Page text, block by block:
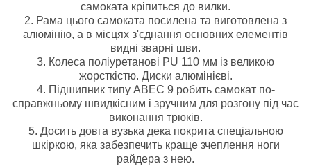
самоката кріпиться до вилки.
2. Рама цього самоката посилена та виготовлена з
алюмінію, а в місцях з'єднання основних елементів
видні зварні шви.
3. Колеса поліуретанові PU 110 мм із великою
жорсткістю. Диски алюмінієві.
4. Підшипник типу ABEC 9 робить самокат по-
справжньому швидкісним і зручним для розгону під час
виконання трюків.
5. Досить довга вузька дека покрита спеціальною
шкіркою, яка забезпечить краще зчеплення ноги
райдера з нею.